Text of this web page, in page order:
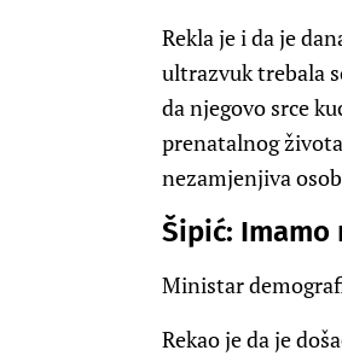
Rekla je i da je
ultrazvuk trebala
da njegovo srce
prenatalnog
nezamjenjiva
Šipić:
Ministar
Rekao je da je